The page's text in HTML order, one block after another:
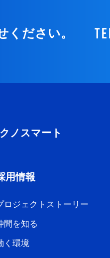
ください。
用情報
ロジェクトストーリー
間を知る
く環境